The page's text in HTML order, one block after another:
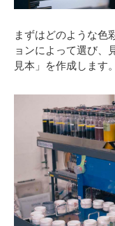
まずはどのような色
ョンによって選び、
見本」を作成します。